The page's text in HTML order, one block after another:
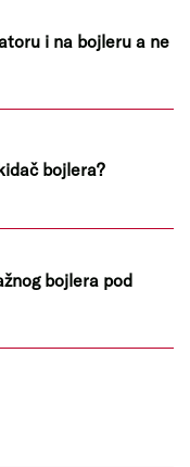
i na bojleru a ne
bojlera?
bojlera pod